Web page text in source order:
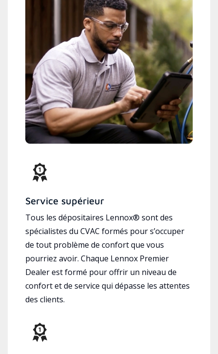
Service supérieur
Tous les dépositaires Lennox® sont des
spécialistes du CVAC formés pour s’occuper
de tout problème de confort que vous
pourriez avoir. Chaque Lennox Premier
Dealer est formé pour offrir un niveau de
confort et de service qui dépasse les attentes
des clients.